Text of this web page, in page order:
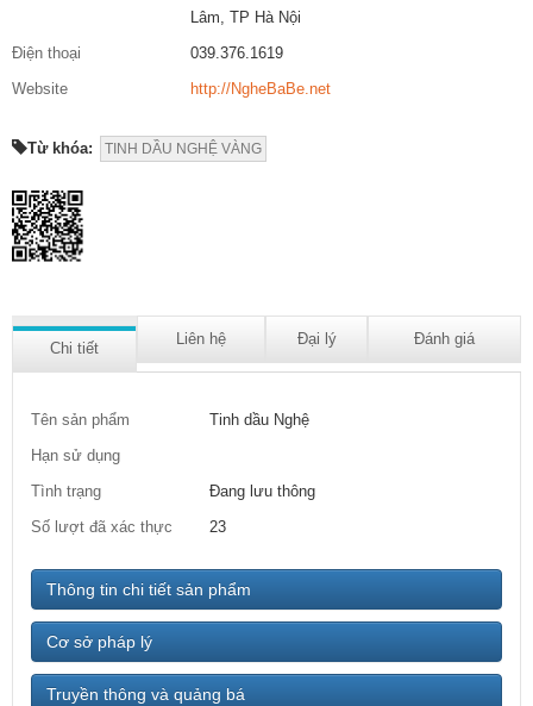
Lâm, TP Hà Nội
Điện thoại
039.376.1619
Website
http://NgheBaBe.net
Từ khóa: TINH DẦU NGHỆ VÀNG
Chi tiết
Liên hệ Đại lý Đánh giá
Tên sản phẩm
Tinh dầu Nghệ
Hạn sử dụng
Tình trạng
Đang lưu thông
Số lượt đã xác thực
23
Thông tin chi tiết sản phẩm
Cơ sở pháp lý
Truyền thông và quảng bá